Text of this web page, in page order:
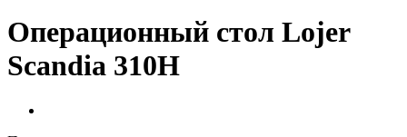
Операционный стол Lojer
Scandia 310Н